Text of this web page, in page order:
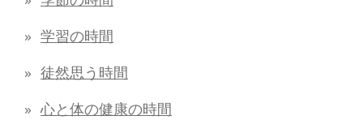
学習の時間
徒然思う時間
心と体の健康の時間